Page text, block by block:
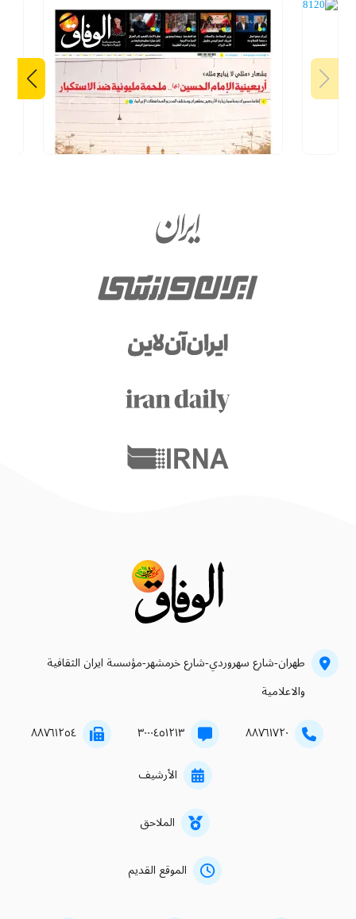
طهران-شارع سهروردي-شارع خرمشهر-مؤسسة ايران الثقافية
والاعلامية
۸۸۷٦۱۷۲۰ ۳۰۰۰٤٥۱۲۱۳ ۸۸۷٦۱۲٥٤
الأرشيف
الملاحق
الموقع القديم